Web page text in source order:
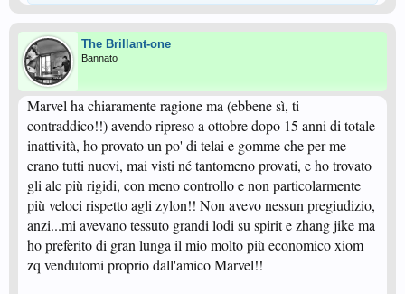
The Brillant-one
Bannato
Marvel ha chiaramente ragione ma (ebbene sì, ti
contraddico!!) avendo ripreso a ottobre dopo 15 anni di totale
inattività, ho provato un po' di telai e gomme che per me
erano tutti nuovi, mai visti né tantomeno provati, e ho trovato
gli alc più rigidi, con meno controllo e non particolarmente
più veloci rispetto agli zylon!! Non avevo nessun pregiudizio,
anzi...mi avevano tessuto grandi lodi su spirit e zhang jike ma
ho preferito di gran lunga il mio molto più economico xiom
zq vendutomi proprio dall'amico Marvel!!